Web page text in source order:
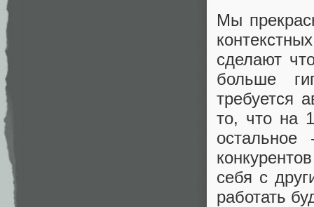
Мы
сделают
больше
требуется
то, что на
себя с
работать